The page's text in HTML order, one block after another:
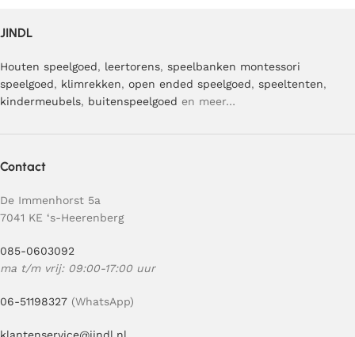
JINDL
Houten speelgoed, leertorens, speelbanken montessori
speelgoed, klimrekken, open ended speelgoed, speeltenten,
kindermeubels, buitenspeelgoed en meer…
Contact
De Immenhorst 5a
7041 KE ‘s-Heerenberg
085-0603092
ma t/m vrij: 09:00-17:00 uur
06-51198327 (WhatsApp)